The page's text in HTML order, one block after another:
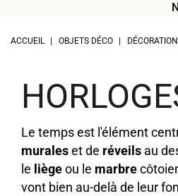
ACCUEIL OBJETS DÉCO
Le temps est l'élément
muraleset de réveils au
le liègeou le marbre
vont bien au-delà de leur